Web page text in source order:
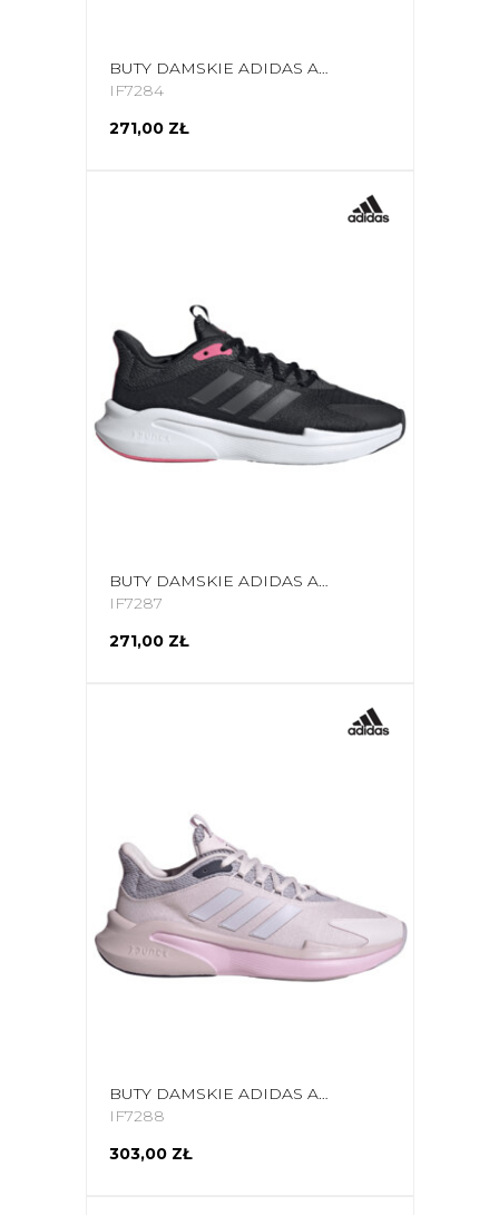
BUTY DAMSKIE ADIDAS ALPHAEDGE + CZARNE IF7284
IF7284
271,00 ZŁ
BUTY DAMSKIE ADIDAS ALPHAEDGE + CZARNO-SZARE IF7287
IF7287
271,00 ZŁ
BUTY DAMSKIE ADIDAS ALPHAEDGE + RÓŻOWE IF7288
IF7288
303,00 ZŁ